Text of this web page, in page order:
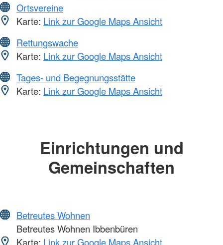
Ortsvereine
Karte: Link zur Google Maps Ansicht
Rettungswache
Karte: Link zur Google Maps Ansicht
Tages- und Begegnungsstätte
Karte: Link zur Google Maps Ansicht
Einrichtungen und
Gemeinschaften
Betreutes Wohnen
Betreutes Wohnen Ibbenbüren
Karte: Link zur Google Maps Ansicht